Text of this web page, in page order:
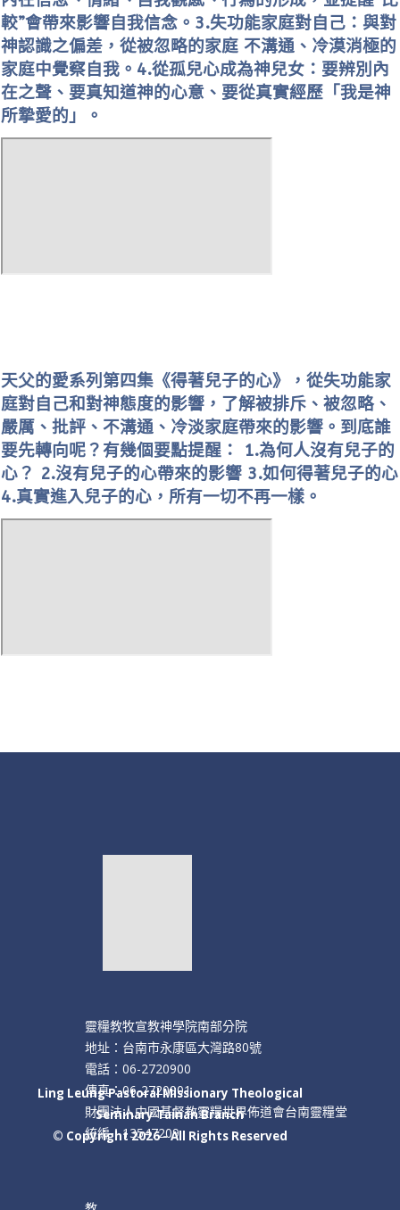
較”會帶來影響自我信念。3.失功能家庭對自己：與對
神認識之偏差，從被忽略的家庭 不溝通、冷漠消極的
家庭中覺察自我。4.從孤兒心成為神兒女：要辨別內
在之聲、要真知道神的心意、要從真實經歷「我是神
所摯愛的」。
天父的愛系列第四集《得著兒子的心》，從失功能家
庭對自己和對神態度的影響，了解被排斥、被忽略、
嚴厲、批評、不溝通、冷淡家庭帶來的影響。到底誰
要先轉向呢？有幾個要點提醒： 1.為何人沒有兒子的
心？ 2.沒有兒子的心帶來的影響 3.如何得著兒子的心
4.真實進入兒子的心，所有一切不再一樣。
靈糧教牧宣教神學院南部分院
地址：台南市永康區大灣路80號
電話：06-2720900
傳真：06-2720901
財團法人中國基督教靈糧世界佈道會台南靈糧堂
統編：13547209
Ling Leung Pastoral Missionary Theological
Seminary Tainan Branch
© Copyright 2026 - All Rights Reserved